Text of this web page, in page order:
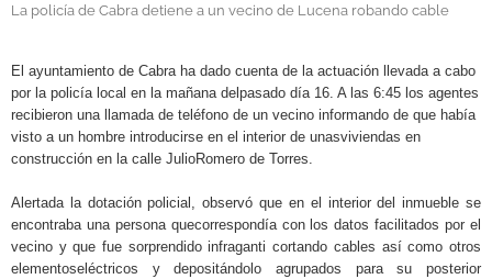
La policía de Cabra detiene a un vecino de Lucena robando cable
El ayuntamiento de Cabra ha dado cuenta de la actuación llevada a cabo
por la policía local en la mañana delpasado día 16. A las 6:45 los agentes
recibieron una llamada de teléfono de un vecino informando de que había
visto a un hombre introducirse en el interior de unasviviendas en
construcción en la calle JulioRomero de Torres.
Alertada la dotación policial, observó que en el interior del inmueble se
encontraba una persona quecorrespondía con los datos facilitados por el
vecino y que fue sorprendido infraganti cortando cables así como otros
elementoseléctricos y depositándolo agrupados para su posterior